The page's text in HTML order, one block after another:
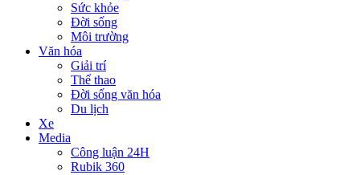
Sức khỏe
Đời sống
Môi trường
Văn hóa
Giải trí
Thể thao
Đời sống văn hóa
Du lịch
Xe
Media
Công luận 24H
Rubik 360